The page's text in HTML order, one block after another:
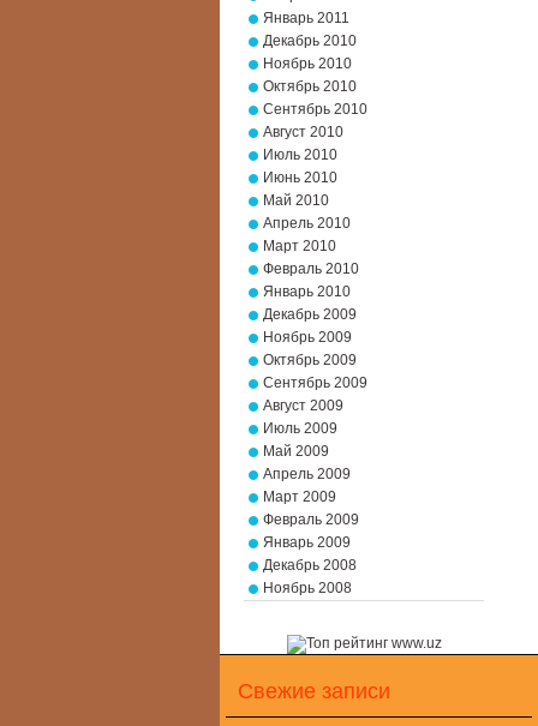
Январь 2011
Декабрь 2010
Ноябрь 2010
Октябрь 2010
Сентябрь 2010
Август 2010
Июль 2010
Июнь 2010
Май 2010
Апрель 2010
Март 2010
Февраль 2010
Январь 2010
Декабрь 2009
Ноябрь 2009
Октябрь 2009
Сентябрь 2009
Август 2009
Июль 2009
Май 2009
Апрель 2009
Март 2009
Февраль 2009
Январь 2009
Декабрь 2008
Ноябрь 2008
Свежие записи